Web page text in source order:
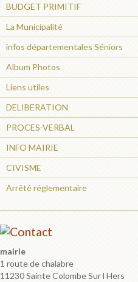
BUDGET PRIMITIF
La Municipalité
infos départementales Séniors
Album Photos
Liens utiles
DELIBERATION
PROCES-VERBAL
INFO MAIRIE
CIVISME
Arrêté réglementaire
mairie
1 route de chalabre
11230 Sainte Colombe Sur l Hers